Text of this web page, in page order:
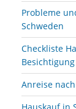
Probleme
Schweden
Checkliste
Anreise